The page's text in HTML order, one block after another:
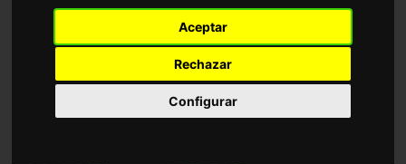
Aceptar
Rechazar
Configurar
Lentillas
Accesorios